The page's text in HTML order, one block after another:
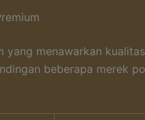
yang menawarkan
beberapa merek